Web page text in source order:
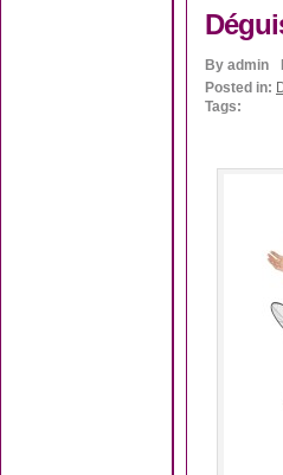
By admin
Posted in:
Tags: